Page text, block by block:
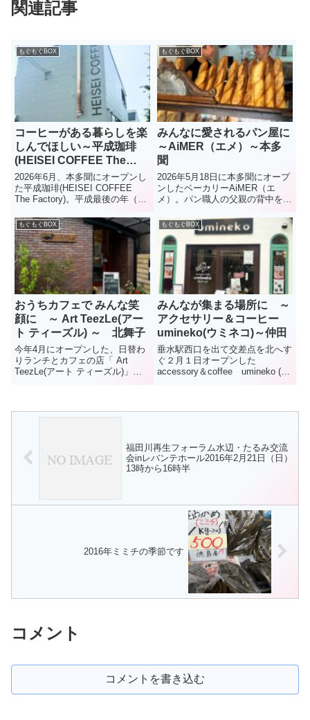
関連記事
もぐもぐBOX
コーヒーがある暮らしを楽
しんでほしい～平成珈琲
(HEISEI COFFEE The
Factory)～本多聞
2026年6月、本多聞にオープンし
た平成珈琲(HEISEI COFFEE
The Factory)。平成最後の年（
店。「珈琲文化を根付かせるのに
ふさわしい場所」として垂水区に
移転してきた。2階には、淹れた
て...
もぐもぐBOX
みんなに愛されるパン屋に
～AiMER（エメ）～本多
聞
2026年5月18日に本多聞にオープ
ンしたベーカリーAiMER（エ
メ）。パン職人の父親の背中を見
敦広さん。自身もパンが大好きで
パン職人の道へ。大手パン屋での
腕を磨き、念願かなって店を出す
ことに。店内には焼きたて...
もぐもぐBOX
おうちカフェで みんな笑
顔に ～ Art TeezLe(アー
ト ティーズル) ～ 北舞子
今年4月にオープンした、日替わ
りランチとカフェの店「 Art
TeezLe(アート ティーズル)」。
ーズルは、ハリネズミのような姿
もぐもぐBOX
みんなが集まる場所に ～
アクセサリー＆コーヒー
umineko(ウミネコ)～仲田
垂水駅西口を出て交差点を北へす
ぐ２月１日オープンした
accessory＆coffee umineko (う
福田川再生フォーラム水辺・たるみ交流
会inレバンテホール2016年2月21日（日）
13時から16時半
2016年ミミチの季節です
コメント
コメントを書き込む